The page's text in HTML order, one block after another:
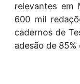
relevantes em
600 mil
cadernos de
adesão de